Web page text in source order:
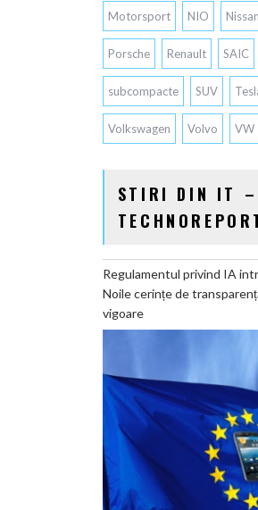
Motorsport NIO Nissan
Porsche Renault SAIC
subcompacte SUV
Volkswagen Volvo VW
STIRI DIN IT –
Regulamentul privind IA
Noile cerințe de
vigoare